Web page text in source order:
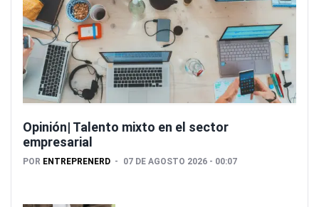
Opinión| Talento mixto en el sector
empresarial
POR ENTREPRENERD 07 DE AGOSTO 2026 - 00:07